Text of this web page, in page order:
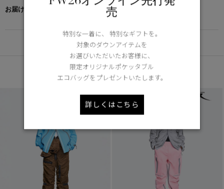
お届けいたします。
DETAIL
あなたへのおすすめ
売
特別な一着に、 特別なギフトを。
対象のダウンアイテムを
お選びいただいたお客様に、
限定オリジナルポケッタブル
エコバッグをプレゼントいたします。
詳しくはこちら